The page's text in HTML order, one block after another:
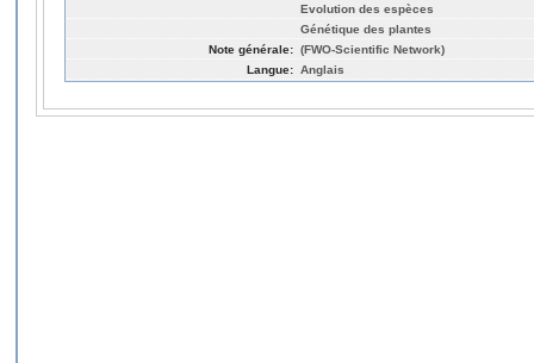
Evolution des espèces
Génétique des plantes
Note générale: (FWO-Scientific Network)
Langue: Anglais